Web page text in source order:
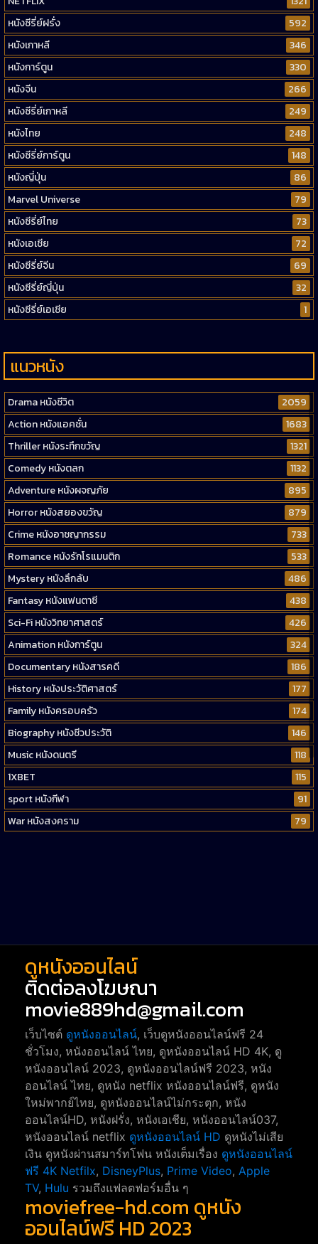
หนังซีรี่ย์ฝรั่ง
592
หนังเกาหลี
346
หนังการ์ตูน
330
หนังจีน
266
หนังซีรี่ย์เกาหลี
249
หนังไทย
248
หนังซีรี่ย์การ์ตูน
148
หนังญี่ปุ่น
86
Marvel Universe
79
หนังซีรี่ย์ไทย
73
หนังเอเชีย
72
หนังซีรี่ย์จีน
69
หนังซีรี่ย์ญี่ปุ่น
32
หนังซีรี่ย์เอเชีย
1
แนวหนัง
Drama หนังชีวิต
2059
Action หนังแอคชั่น
1683
Thriller หนังระทึกขวัญ
1321
Comedy หนังตลก
1132
Adventure หนังผจญภัย
895
Horror หนังสยองขวัญ
879
Crime หนังอาชญากรรม
733
Romance หนังรักโรแมนติก
533
Mystery หนังลึกลับ
486
Fantasy หนังแฟนตาซี
438
Sci-Fi หนังวิทยาศาสตร์
426
Animation หนังการ์ตูน
324
Documentary หนังสารคดี
186
History หนังประวัติศาสตร์
177
Family หนังครอบครัว
174
Biography หนังชีวประวัติ
146
Music หนังดนตรี
118
1XBET
115
sport หนังกีฬา
91
War หนังสงคราม
79
ดูหนังออนไลน์
ติดต่อลงโฆษณา
movie889hd@gmail.com
เว็บไซต์ ดูหนังออนไลน์, เว็บดูหนังออนไลน์ฟรี 24
ชั่วโมง, หนังออนไลน์ ไทย, ดูหนังออนไลน์ HD 4K, ดู
หนังออนไลน์ 2023, ดูหนังออนไลน์ฟรี 2023, หนัง
ออนไลน์ ไทย, ดูหนัง netflix หนังออนไลน์ฟรี, ดูหนัง
ใหม่พากย์ไทย, ดูหนังออนไลน์ไม่กระตุก, หนัง
ออนไลน์HD, หนังฝรั่ง, หนังเอเชีย, หนังออนไลน์037,
หนังออนไลน์ netflix ดูหนังออนไลน์ HD ดูหนังไม่เสีย
เงิน ดูหนังผ่านสมาร์ทโฟน หนังเต็มเรื่อง ดูหนังออนไลน์
ฟรี 4K Netfilx, DisneyPlus, Prime Video, Apple
TV, Hulu รวมถึงแฟลตฟอร์มอื่น ๆ
moviefree-hd.com ดูหนัง
ออนไลน์ฟรี HD 2023